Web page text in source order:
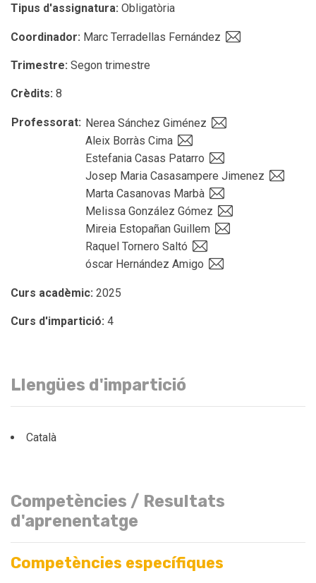
Tipus d'assignatura: Obligatòria
Coordinador: Marc Terradellas Fernández
Trimestre: Segon trimestre
Crèdits: 8
Professorat: Nerea Sánchez Giménez
Aleix Borràs Cima
Estefania Casas Patarro
Josep Maria Casasampere Jimenez
Marta Casanovas Marbà
Melissa González Gómez
Mireia Estopañan Guillem
Raquel Tornero Saltó
óscar Hernández Amigo
Curs acadèmic: 2025
Curs d'impartició: 4
Llengües d'impartició
Català
Competències / Resultats
d'aprenentatge
Competències específiques